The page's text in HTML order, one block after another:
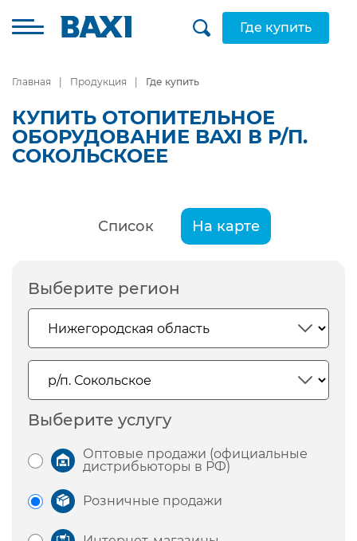
Где купить
Главная Продукция Где купить
КУПИТЬ ОТОПИТЕЛЬНОЕ
ОБОРУДОВАНИЕ BAXI В Р/П.
СОКОЛЬСКОЕЕ
Список На карте
Выберите регион
Выберите услугу
Оптовые продажи (официальные
дистрибьюторы в РФ)
Розничные продажи